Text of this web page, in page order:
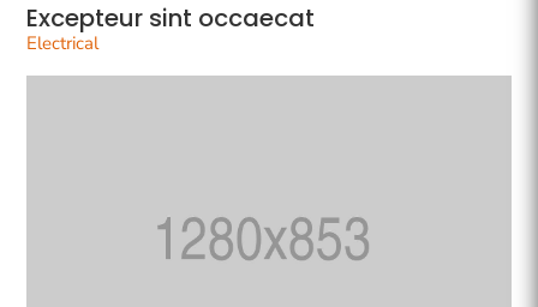
Excepteur sint occaecat
Electrical